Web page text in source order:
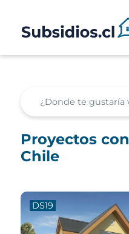
Proyectos
Chile
DS19